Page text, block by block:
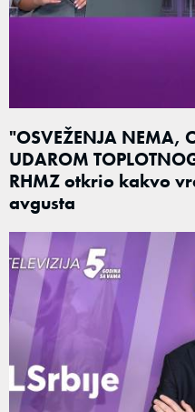
"OSVEŽENJA NEMA,
UDAROM
RHMZ otkrio kakvo
avgusta